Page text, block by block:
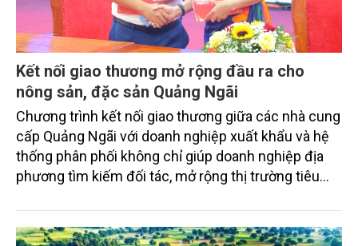
Kết nối giao thương mở rộng đầu ra cho
nông sản, đặc sản Quảng Ngãi
Chương trình kết nối giao thương giữa các nhà cung
cấp Quảng Ngãi với doanh nghiệp xuất khẩu và hệ
thống phân phối không chỉ giúp doanh nghiệp địa
phương tìm kiếm đối tác, mở rộng thị trường tiêu
OCOP và hàng hóa đặc trưng của tỉnh từng bước
tham gia sâu hơn vào chuỗi giá trị trong nước và